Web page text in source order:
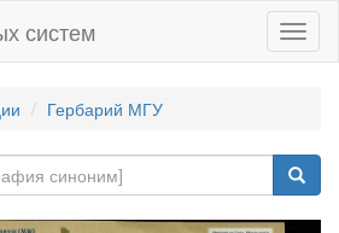
систем
Гербарий МГУ